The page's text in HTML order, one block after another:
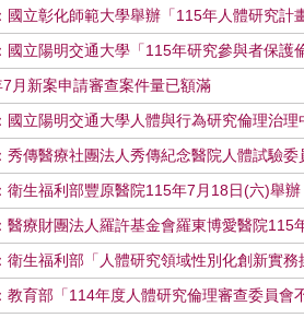
國立彰化師範大學舉辦「115年人體研究
國立陽明交通大學「115年研究參與者保護
7月新案申請審查案件量已額滿
國立陽明交通大學人體與行為研究倫理治
秀傳醫療社團法人秀傳紀念醫院人體試驗
衛生福利部豐原醫院115年7月18日(六)舉
醫療財團法人羅許基金會羅東博愛醫院
衛生福利部「人體研究領域性別化創新實務
教育部「114年度人體研究倫理審查委員會